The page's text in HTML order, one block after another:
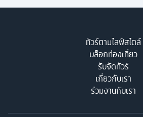
ทัวร์ตามไลฟ์สไตล์
บล็อกท่องเที่ยว
รับจัดทัวร์
เกี่ยวกับเรา
ร่วมงานกับเรา